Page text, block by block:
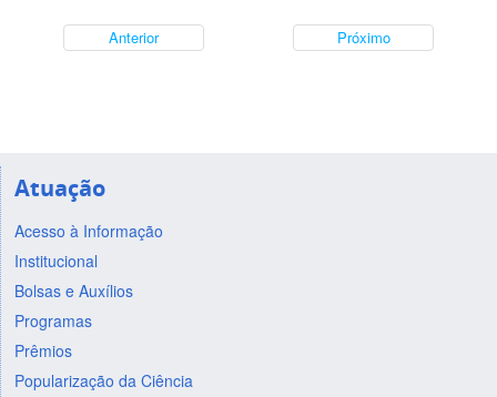
Anterior Próximo
Atuação
Acesso à Informação
Institucional
Bolsas e Auxílios
Programas
Prêmios
Popularização da Ciência